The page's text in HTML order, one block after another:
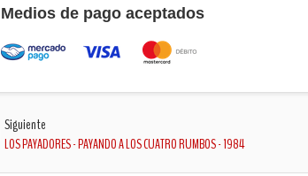
Medios de pago aceptados
Siguiente
LOS PAYADORES - PAYANDO A LOS CUATRO RUMBOS - 1984